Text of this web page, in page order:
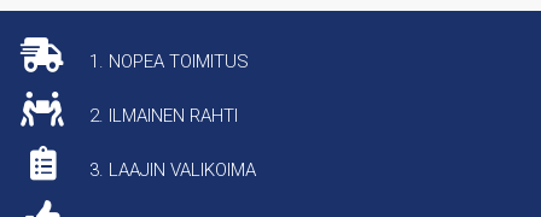
1. NOPEA TOIMITUS
2. ILMAINEN RAHTI
3. LAAJIN VALIKOIMA